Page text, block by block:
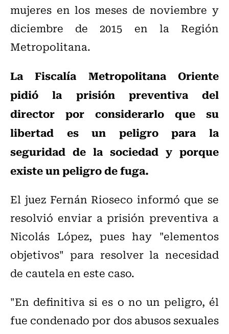
mujeres en los meses de noviembre y
diciembre de 2015 en la Región
Metropolitana.
La Fiscalía Metropolitana Oriente
pidió la prisión preventiva del
director por considerarlo que su
libertad es un peligro para la
seguridad de la sociedad y porque
existe un peligro de fuga.
El juez Fernán Rioseco informó que se
resolvió enviar a prisión preventiva a
Nicolás López, pues hay "elementos
objetivos" para resolver la necesidad
de cautela en este caso.
"En definitiva si es o no un peligro, él
fue condenado por dos abusos sexuales